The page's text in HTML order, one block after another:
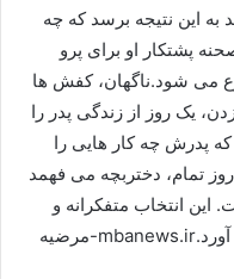
این نتیجه برسد که چه
پشتکار او برای پرو
می شود.ناگهان، کفش ها
یک روز از زندگی پدر را
پدرش چه کار هایی را
تمام، دختربچه می فهمد
انتخاب متفکرانه و
صمیمانه دنیا را برای پدر به ارمغان می آورد.mbanews.ir-مرضیه